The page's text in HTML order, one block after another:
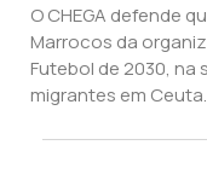
O CHEGA defende
Marrocos da
Futebol de 2030, na
migrantes em Ceuta.